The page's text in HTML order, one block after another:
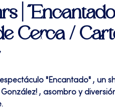
| "Encantado"
Cerca /
espectáculo "Encantado" , un
, asombro y